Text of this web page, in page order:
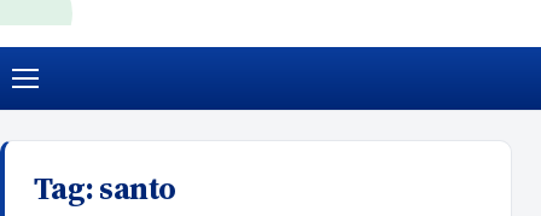
Menu
Tag:santo